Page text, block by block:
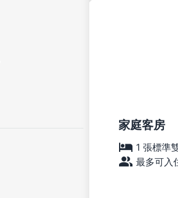
家庭客房
1 張標準
最多可入